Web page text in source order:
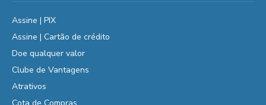
Assine | PIX
Assine | Cartão de crédito
Doe qualquer valor
Clube de Vantagens
Atrativos